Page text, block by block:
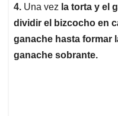
4. Una vez la torta y el
dividir el bizcocho en
ganache hasta formar
ganache sobrante.